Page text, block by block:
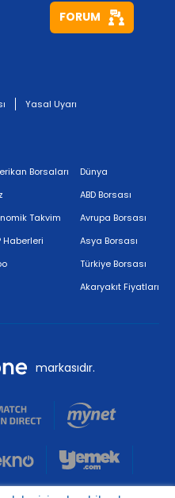
FORUM
Yasal Uyarı
Borsaları
Takvim
Haberleri
Dünya
ABD Borsası
Avrupa Borsası
Asya Borsası
Türkiye Borsası
Akaryakıt Fiyatları
markasıdır.